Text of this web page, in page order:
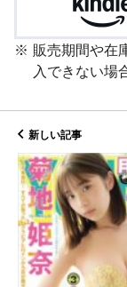
販売期間や在
入できない場
新しい記事